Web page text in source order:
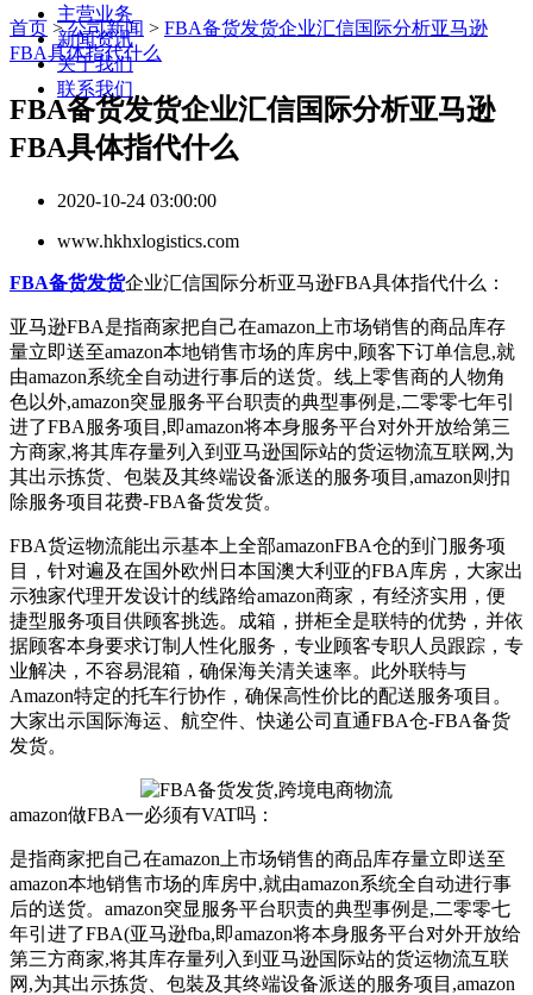
主营业务
新闻资讯
关于我们
联系我们
首页 >公司新闻 > FBA备货发货企业汇信国际分析亚马逊
FBA具体指代什么
FBA备货发货企业汇信国际分析亚马逊
FBA具体指代什么
2020-10-24 03:00:00
www.hkhxlogistics.com
FBA备货发货企业汇信国际分析亚马逊FBA具体指代什么：
亚马逊FBA是指商家把自己在amazon上市场销售的商品库存
量立即送至amazon本地销售市场的库房中,顾客下订单信息,就
由amazon系统全自动进行事后的送货。线上零售商的人物角
色以外,amazon突显服务平台职责的典型事例是,二零零七年引
进了FBA服务项目,即amazon将本身服务平台对外开放给第三
方商家,将其库存量列入到亚马逊国际站的货运物流互联网,为
其出示拣货、包裝及其终端设备派送的服务项目,amazon则扣
除服务项目花费-FBA备货发货。
FBA货运物流能出示基本上全部amazonFBA仓的到门服务项
目，针对遍及在国外欧州日本国澳大利亚的FBA库房，大家出
示独家代理开发设计的线路给amazon商家，有经济实用，便
捷型服务项目供顾客挑选。成箱，拼柜全是联特的优势，并依
据顾客本身要求订制人性化服务，专业顾客专职人员跟踪，专
业解决，不容易混箱，确保海关清关速率。此外联特与
Amazon特定的托车行协作，确保高性价比的配送服务项目。
大家出示国际海运、航空件、快递公司直通FBA仓-FBA备货
发货。
amazon做FBA一必须有VAT吗：
是指商家把自己在amazon上市场销售的商品库存量立即送至
amazon本地销售市场的库房中,就由amazon系统全自动进行事
后的送货。amazon突显服务平台职责的典型事例是,二零零七
年引进了FBA(亚马逊fba,即amazon将本身服务平台对外开放给
第三方商家,将其库存量列入到亚马逊国际站的货运物流互联
网,为其出示拣货、包裝及其终端设备派送的服务项目,amazon